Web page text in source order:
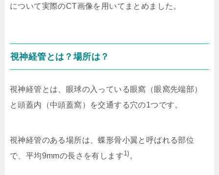
について実際のCT画像を用いてまとめました。
視神経管とは？場所は？
視神経管とは、眼球の入っている眼窩（眼窩先端部）
と頭蓋内（中頭蓋窩）を交通する穴の1つです。
視神経管のある場所は、蝶形骨小翼と呼ばれる部位
で、平均9mmの長さを有します1) 。